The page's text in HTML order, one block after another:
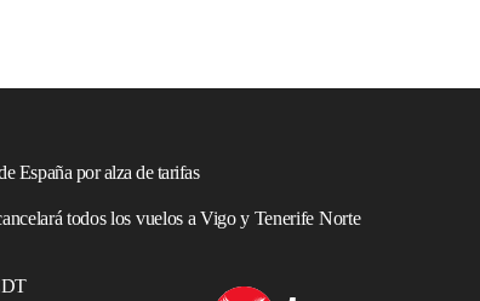
España por alza de tarifas
todos los vuelos a Vigo y Tenerife Norte